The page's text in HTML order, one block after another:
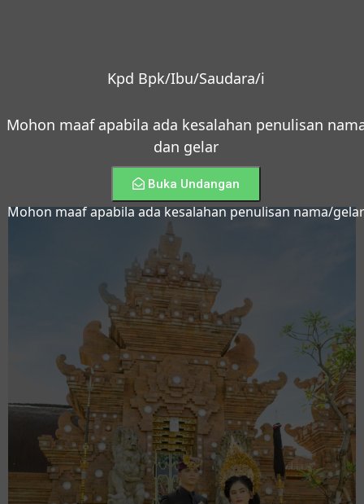
Kpd Bpk/Ibu/Saudara/i
Mohon maaf apabila ada kesalahan penulisan
dan gelar
Buka Undangan
Mohon maaf apabila ada kesalahan penulisan nama/gelar